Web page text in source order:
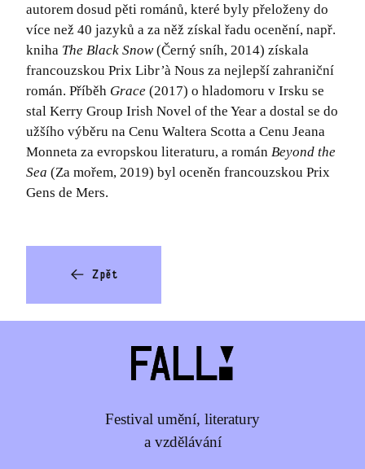
autorem dosud pěti románů, které byly přeloženy do
více než 40 jazyků a za něž získal řadu ocenění, např.
kniha The Black Snow(Černý sníh, 2014) získala
francouzskou Prix Libr’à Nous za nejlepší zahraniční
román. Příběh Grace (2017) o hladomoru v Irsku se
stal Kerry Group Irish Novel of the Year a dostal se do
užšího výběru na Cenu Waltera Scotta a Cenu Jeana
Monneta za evropskou literaturu, a román Beyond the
Sea (Za mořem, 2019) byl oceněn francouzskou Prix
Gens de Mers.
Zpět
Festival umění, literatury
a vzdělávání